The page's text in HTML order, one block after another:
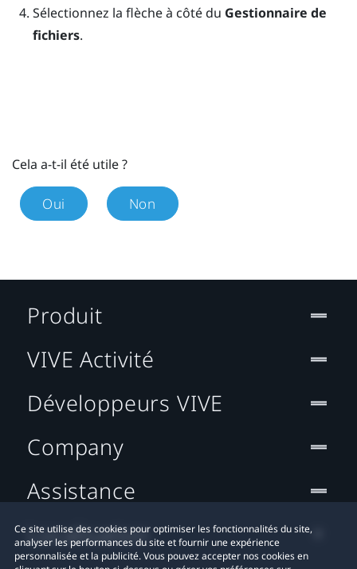
Sélectionnez la flèche à côté du Gestionnaire de
fichiers.
Cela a-t-il été utile ?
Oui Non
Ce site utilise des cookies pour optimiser les fonctionnalités du site,
analyser les performances du site et fournir une expérience
personnalisée et la publicité. Vous pouvez accepter nos cookies en
Produit
VIVE Activité
Développeurs VIVE
Company
Assistance
Localisation